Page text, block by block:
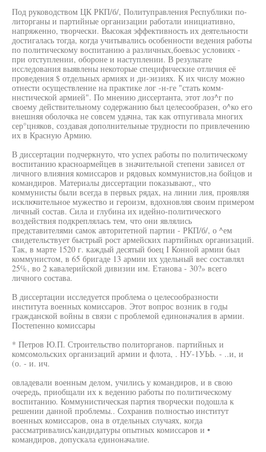
Под руководством ЦК РКП/б/, Политуправления Республики по-
литорганы и партийные организации работали инициативно,
напряженно, творчески. Высокая эффективность их деятельности
достигалась тогда, когда учитывались особенности ведения работы
по политическому воспитанию а различных,боевьэс условиях -
при отступлении, обороне и наступлении. В результате
исследования выявлены некоторые специфические отличия её
проведения $ отдельных армиях и ди-эизиях. К их числу можно
отнести осуществление на практике лог -н-ге "стать комм-
ннстической армией". По мнению диссертанта, этот лоз^г по
своему действительному содержанию был целесообразен, о^ко его
внешняя оболочка не совсем удачна, так как отпугивала многих
сер°цняков, создавая дополнительные трудности по привлечению
их в Красную Армию.
В диссертации подчеркнуто, что успех работы по политическому
воспитанию красноармейцев в значительной степени зависел от
личного влияния комиссаров и рядовых коммунистов,на бойцов и
командиров. Материалы диссертации показывают,, что
коммунисты были всегда в первых рядах, на линии лия, проявляя
исключительное мужество и героизм, вдохновляя своим примером
личный состав. Сила и глубина их идейно-политического
воздействия подкреплялась тем, что они являлись
представителями самок авторитетной партии - РКП/б/, о ^ем
свидетельствует быстрый рост армейских партийных организаций.
Так, в марте 1520 г. каждый десятый боец I Конной армии был
коммунистом, в 65 бригаде 13 армии их удельный вес составлял
25%, во 2 кавалерийской дивизии им. Етанова - 30?» всего
личного состава.
В диссертации исследуется проблема о целесообразности
института военных комиссаров. Этот вопрос возник в годы
гражданской войны в связи с проблемой единоначалия в армии.
Постепенно комиссары
* Петров Ю.П. Строительство политорганов. партийных и
комсомольских организаций армии и флота, . НУ-1УЬЬ. - ..и, и
(о. - и. ич.
овладевали военным делом, учились у командиров, и в свою
очередь, приобщали их к ведению работы по политическому
воспитанию. Коммунистическая партия творчески подошла к
решении данной проблемы.. Сохранив полностью институт
военных комиссаров, она в отдельных случаях, когда
рассматривались'кандидатуры опытных комиссаров и •
командиров, допускала единоначалие.